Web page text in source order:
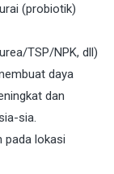
(probiotik)
TSP/NPK, dll)
daya
dan
sia.
pada lokasi